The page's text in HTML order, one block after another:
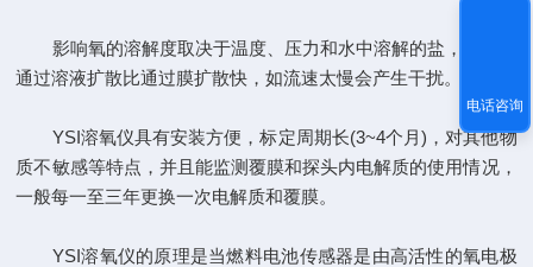
影响氧的溶解度取决于温度、压力和水中溶解的盐，另外氧
通过溶液扩散比通过膜扩散快，如流速太慢会产生干扰。
YSI溶氧仪具有安装方便，标定周期长(3~4个月)，对其他物
质不敏感等特点，并且能监测覆膜和探头内电解质的使用情况，
一般每一至三年更换一次电解质和覆膜。
YSI溶氧仪的原理是当燃料电池传感器是由高活性的氧电极
电话咨询